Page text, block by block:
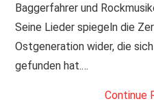
Baggerfahrer und
Seine Lieder spiegeln die
Ostgeneration wider, die
gefunden hat.…
Continue